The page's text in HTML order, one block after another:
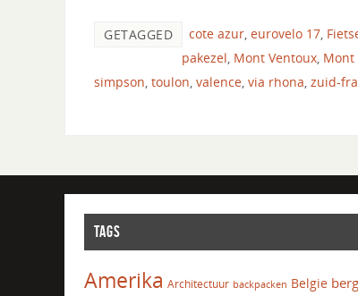
GETAGGED cote azur, eurovelo 17,
pakezel, Mont Ventoux, Mont
simpson, toulon, valence, via rhona, zuid-
TAGS
Amerika Architectuur backpacken Belgie